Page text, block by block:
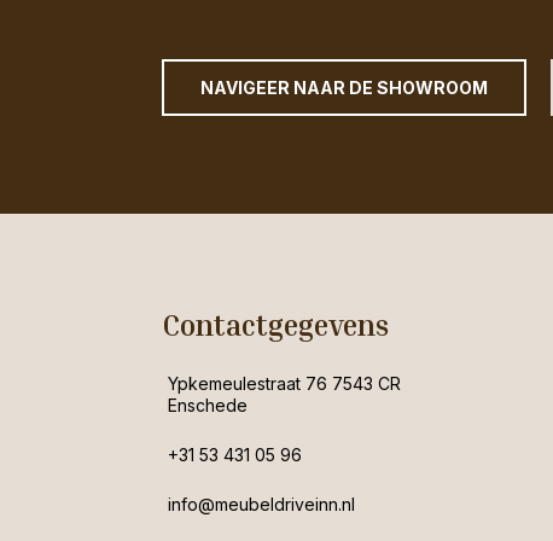
NAVIGEER NAAR DE SHOWROOM
Contactgegevens
Ypkemeulestraat 76 7543 CR
Enschede
+31 53 431 05 96
info@meubeldriveinn.nl